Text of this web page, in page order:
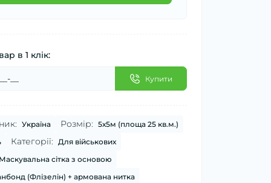
в 1 клік:
Купити
Україна Розмір: 5х5м (площа 25 кв.м.)
Категорії: Для військових
Маскувальна сітка з основою
(Флізелін) + армована нитка